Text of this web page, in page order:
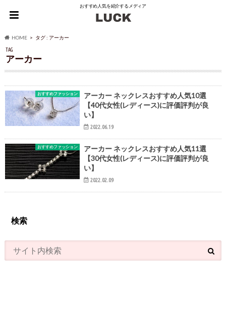
おすすめ人気を紹介するメディア
HOME タグ : アーカー
TAG
アーカー
おすすめファッション
アーカー ネックレスおすすめ人気10選
【40代女性(レディース)に評価評判が良
い】
2022.06.19
おすすめファッション
アーカー ネックレスおすすめ人気11選
【30代女性(レディース)に評価評判が良
い】
2022.02.09
検索